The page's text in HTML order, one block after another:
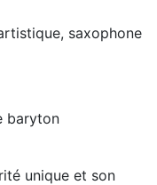
saxophone
baryton
unique et son